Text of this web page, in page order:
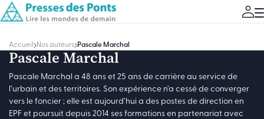
Accueil Nos auteurs Pascale Marchal
Pascale Marchal
Pascale Marchal a 48 ans et 25 ans de carrière au service de
l’urbain et des territoires. Son expérience n’a cessé de converger
vers le foncier ; elle est aujourd’hui a des postes de direction en
EPF et poursuit depuis 2014 ses formations en partenariat avec